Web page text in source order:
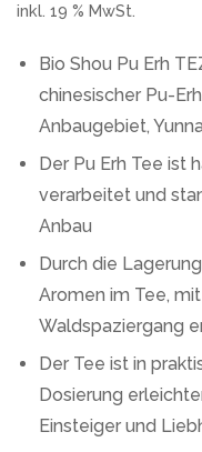
inkl. 19 % MwSt.
Bio Shou Pu Erh
chinesischer Pu-
Anbaugebiet,
Der Pu Erh Tee ist
verarbeitet und
Anbau
Durch die
Aromen im Tee,
Waldspaziergang
Der Tee ist in
Dosierung
Einsteiger und